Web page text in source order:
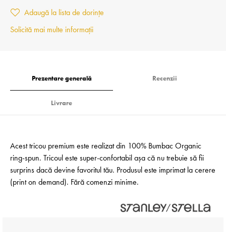
Adaugă la lista de dorințe
Solicită mai multe informații
Prezentare generală Recenzii
Livrare
Acest tricou premium este realizat din 100% Bumbac Organic
ring-spun. Tricoul este super-confortabil așa că nu trebuie să fii
surprins dacă devine favoritul tău. Produsul este imprimat la cerere
(print on demand). Fără comenzi minime.